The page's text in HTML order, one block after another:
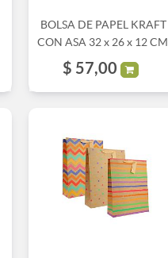
BOLSA DE PAPEL KRAFT
CON ASA 32 x 26 x 12 CM.
$ 57,00